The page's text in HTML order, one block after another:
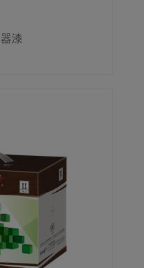
漆